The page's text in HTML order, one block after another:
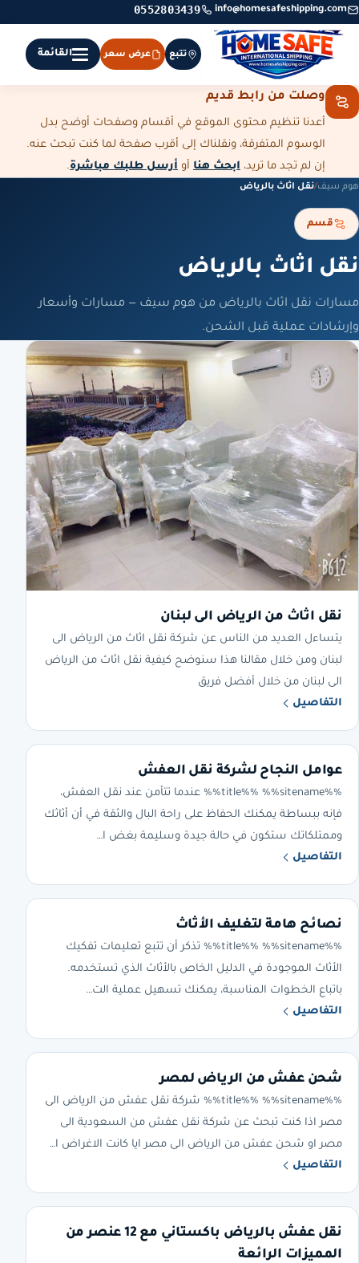
info@homesafeshipping.com
0552803439
تتبع عرض سعر القائمة
وصلت من رابط قديم
أعدنا تنظيم محتوى الموقع في أقسام وصفحات أوضح بدل
الوسوم المتفرقة، ونقلناك إلى أقرب صفحة لما كنت تبحث عنه.
إن لم تجد ما تريد، ابحث هنا أو أرسل طلبك مباشرة.
هوم سيف/نقل اثاث بالرياض
قسم
نقل اثاث بالرياض
مسارات نقل اثاث بالرياض من هوم سيف — مسارات وأسعار
وإرشادات عملية قبل الشحن.
نقل اثاث من الرياض الى لبنان
يتساءل العديد من الناس عن شركة نقل اثاث من الرياض الى
لبنان ومن خلال مقالنا هذا سنوضح كيفية نقل اثاث من الرياض
الى لبنان من خلال أفضل فريق
التفاصيل
عوامل النجاح لشركة نقل العفش
%%title%% %%sitename%% عندما تتأمن عند نقل العفش،
فإنه ببساطة يمكنك الحفاظ على راحة البال والثقة في أن أثاثك
وممتلكاتك ستكون في حالة جيدة وسليمة بغض ا…
التفاصيل
نصائح هامة لتغليف الأثاث
%%title%% %%sitename%% تذكر أن تتبع تعليمات تفكيك
الأثاث الموجودة في الدليل الخاص بالأثاث الذي تستخدمه.
باتباع الخطوات المناسبة، يمكنك تسهيل عملية الت…
التفاصيل
شحن عفش من الرياض لمصر
%%title%% %%sitename%% شركة نقل عفش من الرياض الى
مصر اذا كنت تبحث عن شركة نقل عفش من السعودية الى
مصر او شحن عفش من الرياض الى مصر ايا كانت الاغراض ا…
التفاصيل
نقل عفش بالرياض باكستاني مع 12 عنصر من
المميزات الرائعة